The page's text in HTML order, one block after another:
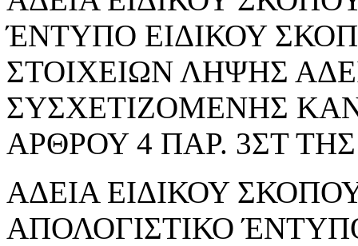
ΈΝΤΥΠΟ ΕΙΔΙΚΟΥ
ΣΤΟΙΧΕΙΩΝ ΛΗΨΗΣ
ΣΥΣΧΕΤΙΖΟΜΕΝΗΣ
ΑΡΘΡΟΥ 4 ΠΑΡ. 3ΣΤ ΤΗΣ
ΑΔΕΙΑ ΕΙΔΙΚΟΥ
ΑΠΟΛΟΓΙΣΤΙΚΟ